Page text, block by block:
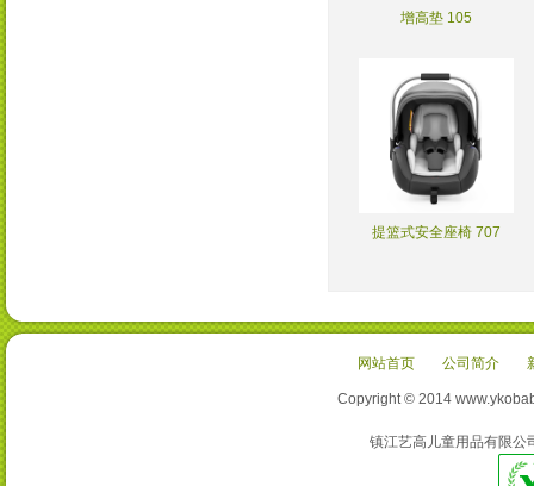
增高垫 105
提篮式安全座椅 707
网站首页 公司简介
Copyright © 2014
镇江艺高儿童用品有限公